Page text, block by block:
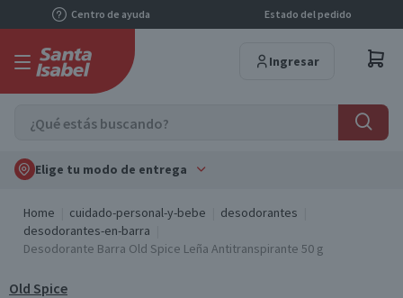
Centro de ayuda Estado del pedido
Ingresar
Elige tu modo de entrega
Home cuidado-personal-y-bebe
desodorantes
desodorantes-en-barra
Desodorante Barra Old Spice Leña Antitranspirante 50 g
Old Spice